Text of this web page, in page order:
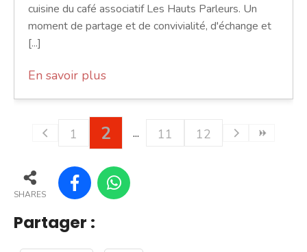
cuisine du café associatif Les Hauts Parleurs. Un
moment de partage et de convivialité, d'échange et
[...]
En savoir plus
1 2 11 12
SHARES
Partager :